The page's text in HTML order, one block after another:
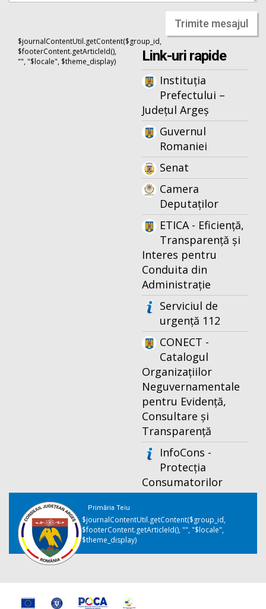
Trimite mesajul
$journalContentUtil.getContent($group_id,
$footerContent.getArticleId(),
"", "$locale", $theme_display)
Link-uri rapide
Instituția
Prefectului –
Județul Argeș
Guvernul
Romaniei
Senat
Camera
Deputaților
ETICA - Eficiență,
Transparență și
Interes pentru
Conduita din
Administrație
Serviciul de
urgență 112
CONECT -
Catalogul
Organizațiilor
Neguvernamentale
pentru Evidență,
Consultare și
Transparență
InfoCons -
Protecția
Consumatorilor
Primăria Teiu
$journalContentUtil.getContent($group_id,
$footerContent.getArticleId(), "", "$locale",
$theme_display)